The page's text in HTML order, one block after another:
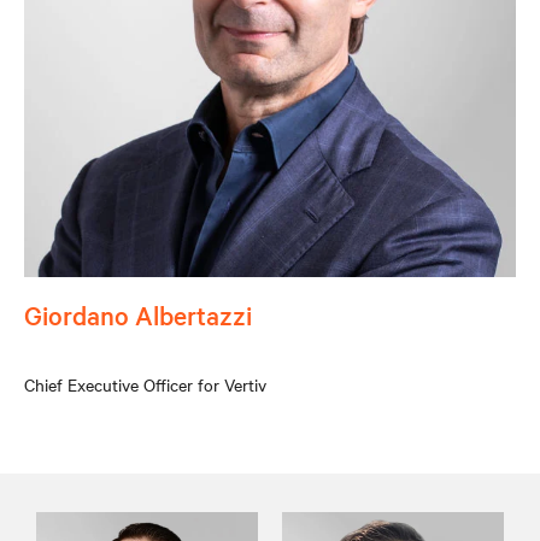
Giordano Albertazzi
Chief Executive Officer for Vertiv